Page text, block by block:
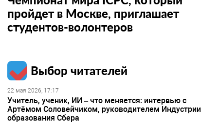
пройдет в Москве, приглашает
студентов-волонтеров
Выбор читателей
22 мая 2026, 17:17
Учитель, ученик, ИИ – что меняется: интервью с
Артёмом Соловейчиком, руководителем Индустрии
образования Сбера